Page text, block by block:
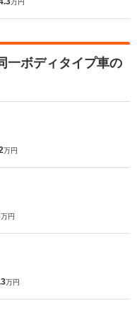
万円
一ボディタイプ車の
万円
万円
万円